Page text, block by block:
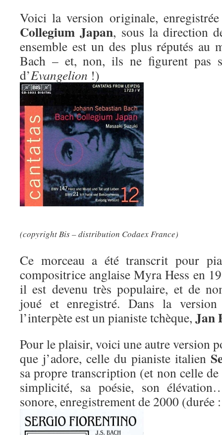
Voici la version originale,
Collegium Japan, sous la direction
ensemble est un des plus réputés au
Bach – et, non, ils ne figurent pas
d’Evangelion !)
(copyright Bis – distribution Codaex France)
Ce morceau a été transcrit pour
compositrice anglaise Myra Hess en
il est devenu très populaire, et de
joué et enregistré. Dans la version
l’interpète est un pianiste tchèque, Jan
Pour le plaisir, voici une autre version
que j’adore, celle du pianiste italien
sa propre transcription (et non celle
simplicité, sa poésie, son
sonore, enregistrement de 2000 (durée